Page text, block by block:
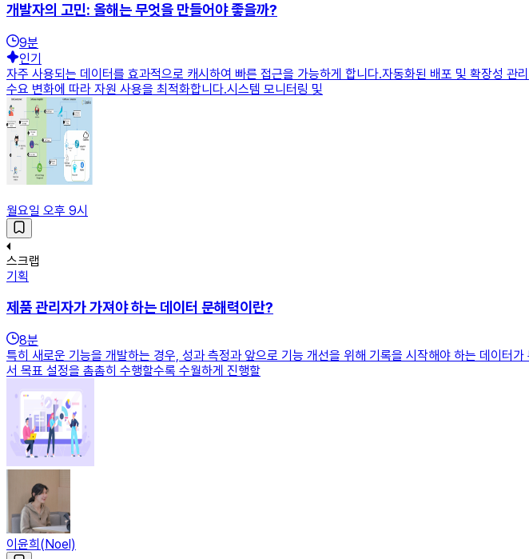
개발자의 고민: 올해는 무엇을 만들어야 좋을까?
9분
인기
자주 사용되는 데이터를 효과적으로 캐시하여 빠른 접근을 가능하게 합니다.자동화된 배포 및 확장성
수요 변화에 따라 자원 사용을 최적화합니다.시스템 모니터링 및
월요일 오후 9시
스크랩
기획
제품 관리자가 가져야 하는 데이터 문해력이란?
8분
특히 새로운 기능을 개발하는 경우, 성과 측정과 앞으로 기능 개선을 위해 기록을 시작해야 하는 데이터
서 목표 설정을 촘촘히 수행할수록 수월하게 진행할
이윤희(Noel)